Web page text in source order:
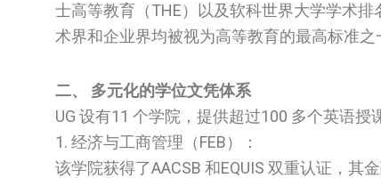
士高等教育（THE）以及软科世界大学学术排
术界和企业界均被视为高等教育的最高标准之
二、 多元化的学位文凭体系
UG 设有11 个学院，提供超过100 多个英语
1. 经济与工商管理（FEB）：
该学院获得了AACSB 和EQUIS 双重认证，其